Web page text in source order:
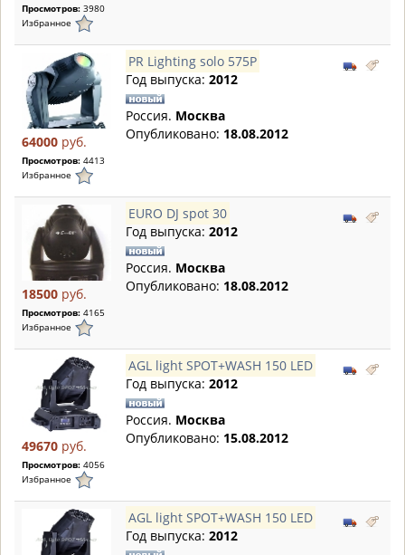
Просмотров: 3980
Избранное
64000 руб.
Просмотров: 4413
Избранное
PR Lighting solo 575P
Год выпуска: 2012
Россия. Москва
Опубликовано: 18.08.2012
18500 руб.
Просмотров: 4165
Избранное
EURO DJ spot 30
Год выпуска: 2012
Россия. Москва
Опубликовано: 18.08.2012
49670 руб.
Просмотров: 4056
Избранное
AGL light SPOT+WASH 150 LED
Год выпуска: 2012
Россия. Москва
Опубликовано: 15.08.2012
AGL light SPOT+WASH 150 LED
Год выпуска: 2012